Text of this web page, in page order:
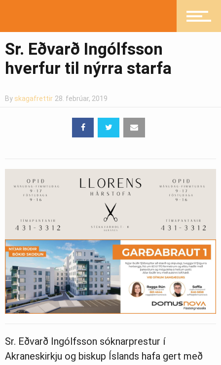
Greinasafn
Sr. Eðvarð Ingólfsson
hverfur til nýrra starfa
By skagafrettir 28. febrúar, 2019
Sr. Eðvarð Ingólfsson sóknarprestur í
Akraneskirkju og biskup Íslands hafa gert með